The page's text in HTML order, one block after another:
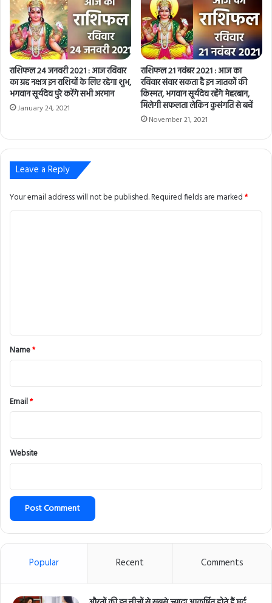
राशिफल 24 जनवरी 2021 : आज रविवार
का ग्रह नक्षत्र इन राशियों के लिए रहेगा शुभ,
भगवान सूर्यदेव पुरे करेंगे सभी अरमान
January 24, 2021
राशिफल 21 नवंबर 2021 : आज का
रविवार संवार सकता है इन जातकों की
किस्मत, भगवान सूर्यदेव रहेंगे मेहरबान,
मिलेगी सफलता लेकिन कुसंगति से बचें
November 21, 2021
Leave a Reply
Your email address will not be published.Required fields are marked*
*
Name*
Email*
Website
Popular Recent Comments